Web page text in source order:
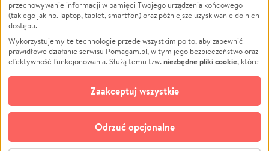
Ukraina
Pomoc Finansowa
Projekty
Pogrzeb
Społeczność lokalna
Kultura
NGO
Edukacja
Podróż
Impreza
Ochrona środowiska
Biznes
przechowywanie informacji w pamięci Twojego urządzenia końcowego
(takiego jak np. laptop, tablet, smartfon) oraz późniejsze uzyskiwanie do nich
dostępu.
Wykorzystujemy te technologie przede wszystkim po to, aby zapewnić
prawidłowe działanie serwisu Pomagam.pl, w tym jego bezpieczeństwo oraz
efektywność funkcjonowania. Służą temu tzw.niezbędne pliki cookie, które
opcjonalnych plików cookie
technologii do celów analitycznych i retargetingowych. Możesz wyrazić
zgodę na ich stosowanie lub jej odmówić. W dowolnym momencie masz
możliwość zmiany swoich preferencji na stronie „Zarządzaj zgodami cookie”,
do której link znajdziesz w stopce serwisu Pomagam.pl. Opcjonalne pliki
cookie wykorzystywane są w następujących celach:
Odrzuć opcjonalne
Zaakceptuj wszystkie